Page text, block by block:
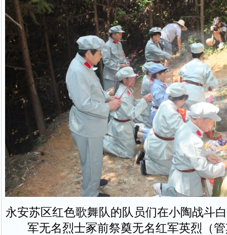
永安苏区红色歌舞队的队员们在小陶战斗
军无名烈士冢前祭奠无名红军英烈（